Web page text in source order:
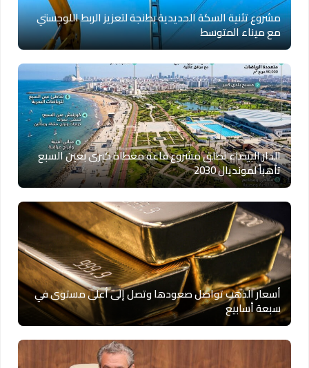
مشروع تثنية السكة الحديدية بطنجة لتعزيز الربط اللوجستي
مع ميناء المتوسط
الدار البيضاء تطلق مشروع قاعة مغطاة كبرى بعين السبع
تأهباً لمونديال 2030
أسعار الذهب تواصل صعودها وتصل إلى أعلى مستوى في
سبعة أسابيع